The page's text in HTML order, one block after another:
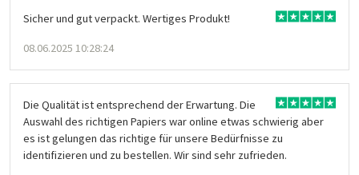
Sicher und gut verpackt. Wertiges Produkt!
08.06.2025 10:28:24
Die Qualität ist entsprechend der Erwartung. Die
Auswahl des richtigen Papiers war online etwas schwierig aber
es ist gelungen das richtige für unsere Bedürfnisse zu
identifizieren und zu bestellen. Wir sind sehr zufrieden.